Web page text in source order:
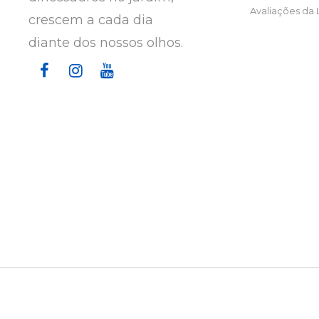
crescem a cada dia
diante dos nossos olhos.
Avaliações da